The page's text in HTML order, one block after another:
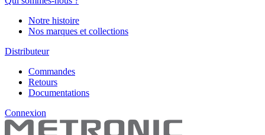
Notre histoire
Nos marques et collections
Distributeur
Commandes
Retours
Documentations
Connexion